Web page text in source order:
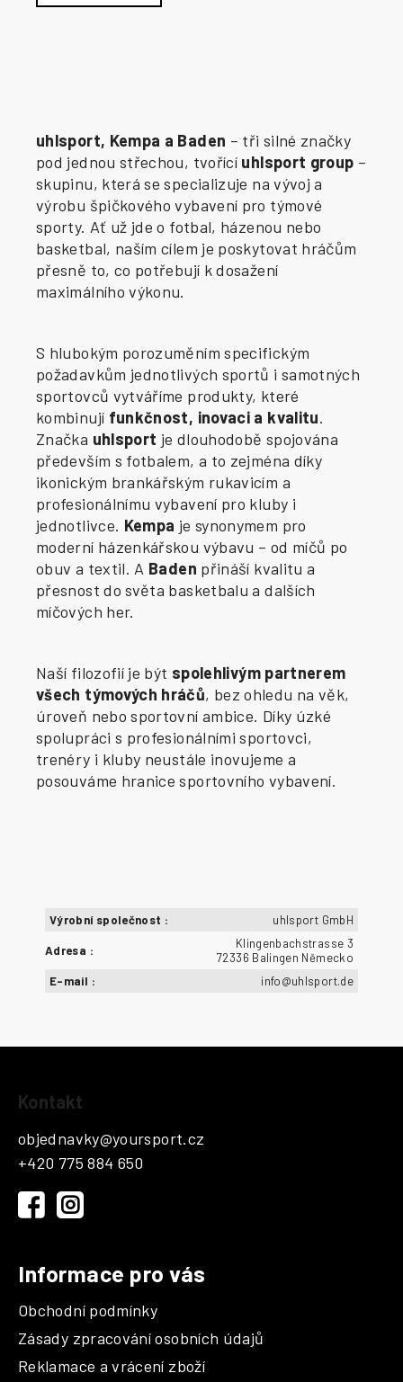
uhlsport, Kempa a Baden – tři silné značky
pod jednou střechou, tvořící uhlsport group –
skupinu, která se specializuje na vývoj a
výrobu špičkového vybavení pro týmové
sporty. Ať už jde o fotbal, házenou nebo
basketbal, naším cílem je poskytovat hráčům
přesně to, co potřebují k dosažení
maximálního výkonu.
S hlubokým porozuměním specifickým
požadavkům jednotlivých sportů i samotných
sportovců vytváříme produkty, které
kombinují funkčnost, inovaci a kvalitu.
Značka uhlsport je dlouhodobě spojována
především s fotbalem, a to zejména díky
ikonickým brankářským rukavicím a
profesionálnímu vybavení pro kluby i
jednotlivce. Kempa je synonymem pro
moderní házenkářskou výbavu – od míčů po
obuv a textil. A Baden přináší kvalitu a
přesnost do světa basketbalu a dalších
míčových her.
Naší filozofií je být spolehlivým partnerem
všech týmových hráčů, bez ohledu na věk,
úroveň nebo sportovní ambice. Díky úzké
spolupráci s profesionálními sportovci,
trenéry i kluby neustále inovujeme a
posouváme hranice sportovního vybavení.
Výrobní společnost : uhlsport GmbH
Adresa :
Klingenbachstrasse 3
72336 Balingen Německo
E-mail : info@uhlsport.de
Kontakt
objednavky@yoursport.cz
+420 775 884 650
Informace pro vás
Obchodní podmínky
Zásady zpracování osobních údajů
Reklamace a vrácení zboží